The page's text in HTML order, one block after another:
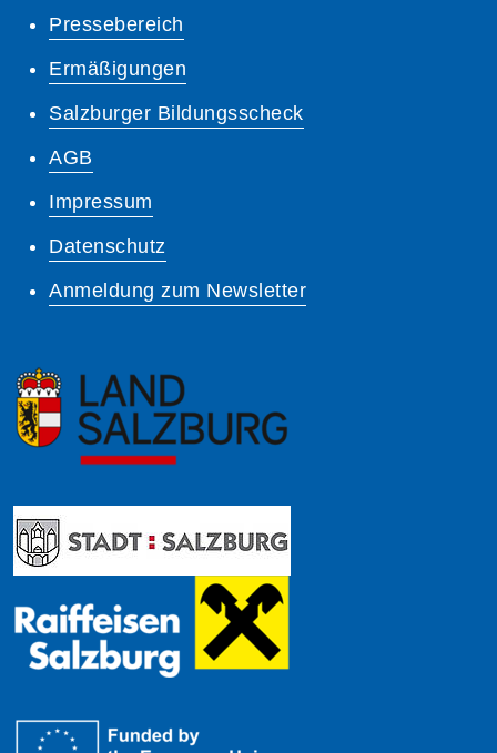
Pressebereich
Ermäßigungen
Salzburger Bildungsscheck
AGB
Impressum
Datenschutz
Anmeldung zum Newsletter